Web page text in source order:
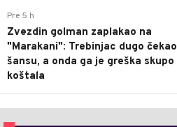
Pre 5 h
Zvezdin golman zaplakao na
"Marakani": Trebinjac dugo čekao
šansu, a onda ga je greška skupo
koštala